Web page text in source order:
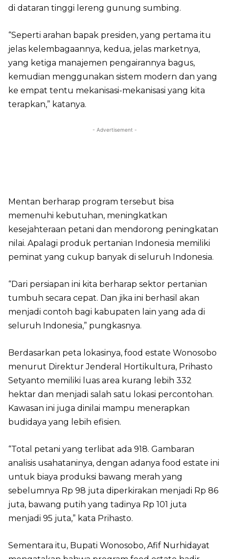
di dataran tinggi lereng gunung sumbing.
“Seperti arahan bapak presiden, yang pertama itu
jelas kelembagaannya, kedua, jelas marketnya,
yang ketiga manajemen pengairannya bagus,
kemudian menggunakan sistem modern dan yang
ke empat tentu mekanisasi-mekanisasi yang kita
terapkan,” katanya.
- Advertisement -
Mentan berharap program tersebut bisa
memenuhi kebutuhan, meningkatkan
kesejahteraan petani dan mendorong peningkatan
nilai. Apalagi produk pertanian Indonesia memiliki
peminat yang cukup banyak di seluruh Indonesia.
“Dari persiapan ini kita berharap sektor pertanian
tumbuh secara cepat. Dan jika ini berhasil akan
menjadi contoh bagi kabupaten lain yang ada di
seluruh Indonesia,” pungkasnya.
Berdasarkan peta lokasinya, food estate Wonosobo
menurut Direktur Jenderal Hortikultura, Prihasto
Setyanto memiliki luas area kurang lebih 332
hektar dan menjadi salah satu lokasi percontohan.
Kawasan ini juga dinilai mampu menerapkan
budidaya yang lebih efisien.
“Total petani yang terlibat ada 918. Gambaran
analisis usahataninya, dengan adanya food estate ini
untuk biaya produksi bawang merah yang
sebelumnya Rp 98 juta diperkirakan menjadi Rp 86
juta, bawang putih yang tadinya Rp 101 juta
menjadi 95 juta,” kata Prihasto.
Sementara itu, Bupati Wonosobo, Afif Nurhidayat